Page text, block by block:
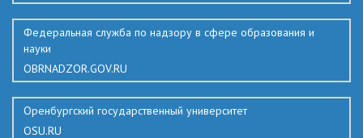
Федеральная служба по надзору в сфере образования и
науки
OBRNADZOR.GOV.RU
Оренбургский государственный университет
OSU.RU